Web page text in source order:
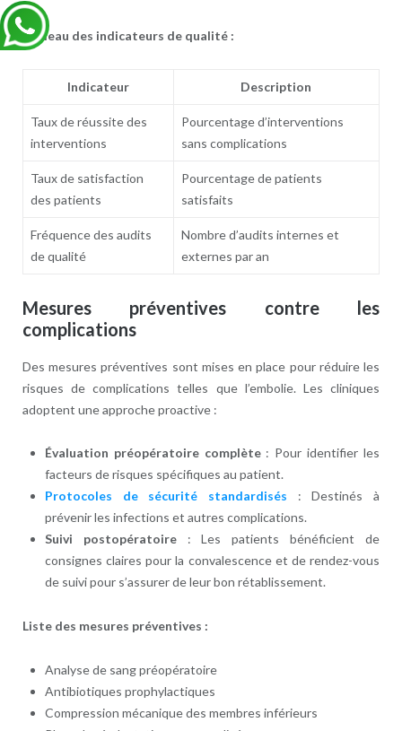
Tableau des indicateurs de qualité :
Indicateur Description
Taux de réussite des
interventions
Pourcentage d’interventions
sans complications
Taux de satisfaction
des patients
Pourcentage de patients
satisfaits
Fréquence des audits
de qualité
Nombre d’audits internes et
externes par an
Mesures préventives contre les
complications
Des mesures préventives sont mises en place pour réduire les
risques de complications telles que l’embolie. Les cliniques
adoptent une approche proactive :
Évaluation préopératoire complète: Pour identifier les
facteurs de risques spécifiques au patient.
Protocoles de sécurité standardisés : Destinés à
prévenir les infections et autres complications.
Suivi postopératoire: Les patients bénéficient de
consignes claires pour la convalescence et de rendez-vous
de suivi pour s’assurer de leur bon rétablissement.
Liste des mesures préventives :
Analyse de sang préopératoire
Antibiotiques prophylactiques
Compression mécanique des membres inférieurs